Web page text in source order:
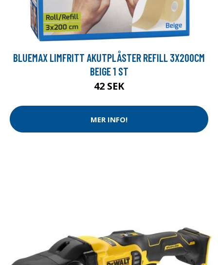
BLUEMAX LIMFRITT AKUTPLÅSTER REFILL 3X200CM
BEIGE 1 ST
42 SEK
MER INFO!